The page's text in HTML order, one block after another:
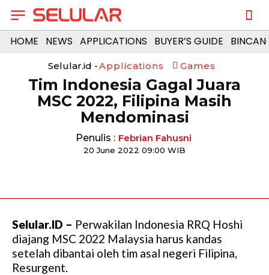
HOME NEWS APPLICATIONS BUYER’S GUIDE
Selular.id -Applications Games
Tim Indonesia Gagal Juara
MSC 2022, Filipina Masih
Mendominasi
Penulis : Febrian Fahusni
20 June 2022 09:00 WIB
Selular.ID – Perwakilan Indonesia RRQ Hoshi
diajang MSC 2022 Malaysia harus kandas
setelah dibantai oleh tim asal negeri Filipina,
Resurgent.